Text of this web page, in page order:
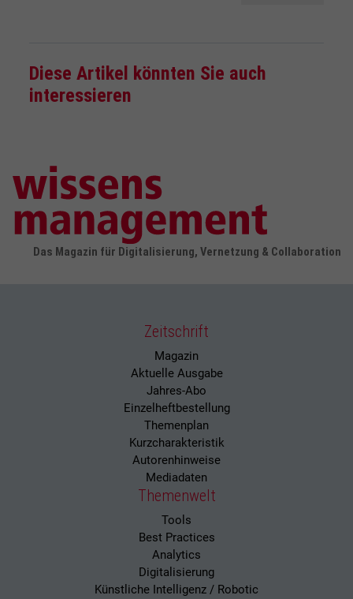
Diese Artikel könnten Sie auch
interessieren
Das Magazin für Digitalisierung, Vernetzung & Collaboration
Zeitschrift
Magazin
Aktuelle Ausgabe
Jahres-Abo
Einzelheftbestellung
Themenplan
Kurzcharakteristik
Autorenhinweise
Mediadaten
Themenwelt
Tools
Best Practices
Analytics
Digitalisierung
Künstliche Intelligenz / Robotic